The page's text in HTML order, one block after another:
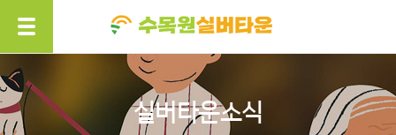
실버타운소식